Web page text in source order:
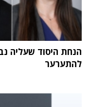
הנחת היסוד שעליה
להתערער